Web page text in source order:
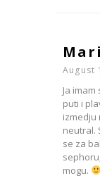
August
Ja
puti i
izmedju
neutral.
se za
mogu.